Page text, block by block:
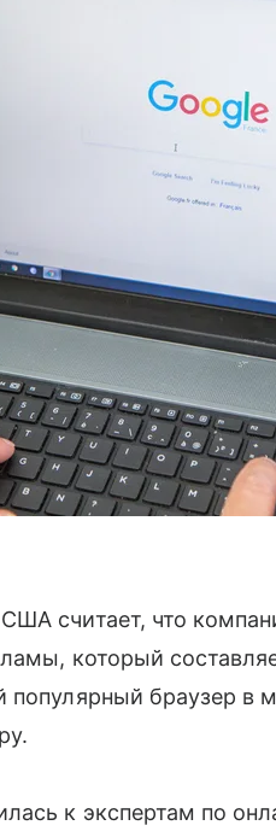
считает, что
который
браузер в
к экспертам по